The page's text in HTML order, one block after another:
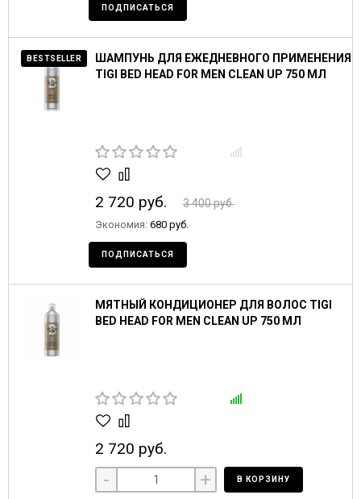
ПОДПИСАТЬСЯ
BESTSELLER
ШАМПУНЬ ДЛЯ ЕЖЕДНЕВНОГО ПРИМЕНЕНИЯ
TIGI BED HEAD FOR MEN CLEAN UP 750 МЛ
2 720 руб. 3 400 руб.
Экономия: 680 руб.
ПОДПИСАТЬСЯ
МЯТНЫЙ КОНДИЦИОНЕР ДЛЯ ВОЛОС TIGI
BED HEAD FOR MEN CLEAN UP 750 МЛ
2 720 руб.
- + В КОРЗИНУ